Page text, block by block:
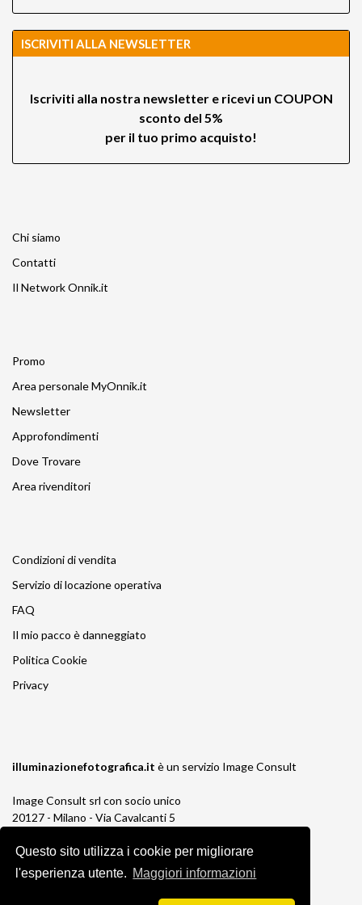
Questo sito utilizza i cookie per migliorare
l'esperienza utente. Maggiori informazioni
ISCRIVITI ALLA NEWSLETTER
Iscriviti alla nostra newsletter e ricevi un COUPON
sconto del 5%
per il tuo primo acquisto!
Chi siamo
Contatti
Il Network Onnik.it
Promo
Area personale MyOnnik.it
Newsletter
Approfondimenti
Dove Trovare
Area rivenditori
Condizioni di vendita
Servizio di locazione operativa
FAQ
Il mio pacco è danneggiato
Politica Cookie
Privacy
illuminazionefotografica.it è un servizio Image Consult
Image Consult srl con socio unico
20127 - Milano - Via Cavalcanti 5
P.IVA e C.F. 03383650961
REA 1673647 CCIAA Milano Monza Brianza